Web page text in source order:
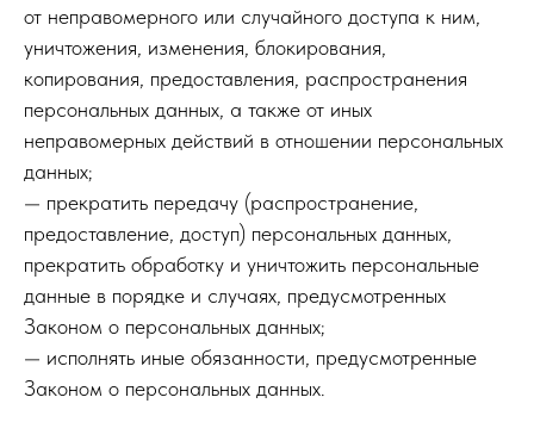
от неправомерного или случайного доступа к ним,
уничтожения, изменения, блокирования,
копирования, предоставления, распространения
персональных данных, а также от иных
неправомерных действий в отношении персональных
данных;
— прекратить передачу (распространение,
предоставление, доступ) персональных данных,
прекратить обработку и уничтожить персональные
данные в порядке и случаях, предусмотренных
Законом о персональных данных;
— исполнять иные обязанности, предусмотренные
Законом о персональных данных.